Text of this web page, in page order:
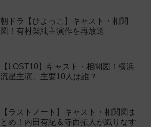
朝ドラ【ひよっこ】キャスト・相関
図！有村架純主演作を再放送
【LOST10】キャスト・相関図！横浜
流星主演、主要10人は誰？
【ラストノート】キャスト・相関図ま
とめ！内田有紀＆寺西拓人が織りなす